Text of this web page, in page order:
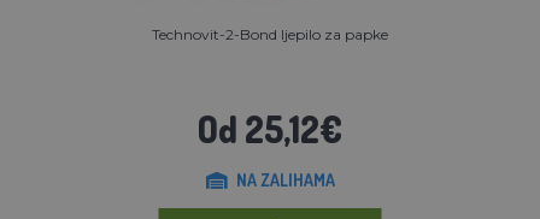
Technovit-2-Bond ljepilo za papke
Od 25,12€
NA ZALIHAMA